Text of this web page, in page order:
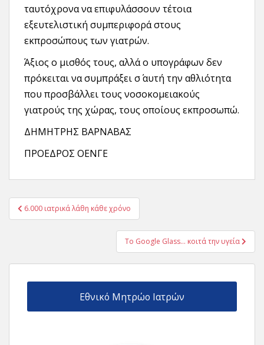
ταυτόχρονα να επιφυλάσσουν τέτοια
εξευτελιστική συμπεριφορά στους
εκπροσώπους των γιατρών.
Άξιος ο μισθός τους, αλλά ο υπογράφων δεν
πρόκειται να συμπράξει σ΄ αυτή την αθλιότητα
που προσβάλλει τους νοσοκομειακούς
γιατρούς της χώρας, τους οποίους εκπροσωπώ.
ΔΗΜΗΤΡΗΣ ΒΑΡΝΑΒΑΣ
ΠΡΟΕΔΡΟΣ ΟΕΝΓΕ
Πλοήγηση
άρθρων
6.000 ιατρικά λάθη κάθε χρόνο
Το Google Glass… κοιτά την υγεία
Εθνικό Μητρώο Ιατρών